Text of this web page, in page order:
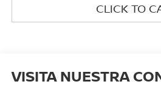
CLICK TO
VISITA NUESTRA